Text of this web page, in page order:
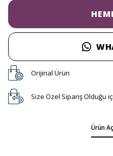
Orijinal Ürün
Size Özel Sipariş Olduğu
Ürün